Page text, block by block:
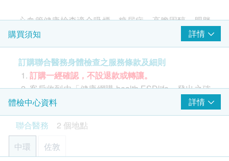
2 基本項目
醫生諮詢
醫生會診及檢查
基本健康評估
腰圍量度
體格檢查
詳細病歷調查 (醫生評估結果，提供報告分析)
心血管健康檢查適合吸煙、糖尿病、高膽固醇、肥胖
等及已有心臟隱患人士，進行心臟健康檢查，及早預
防和治療心血管疾病。
*中環診所之客人須要到另一影像中心進行頸動脈血管
壁厚度超聲波 (步行約5分鐘)
購買須知 詳情
訂購聯合醫務身體檢查之服務條款及細則
訂購一經確認，不設退款或轉讓。
客戶收到由「健康網購 health.ESDlife」發出之確
認成功付款電郵後，聯合醫務將於2個工作天內向
付款人 / 體檢者以電郵形式向付款人 / 體檢者發出
體檢確認信。體檢者需按體檢確認信上的指示，
於體檢日出示體檢確認信，以作身份核實。
所有驗身計劃均需根據確認信上列出的資料 致電
體檢中心資料
詳情
聯合醫務
2 個地點
中環
佐敦